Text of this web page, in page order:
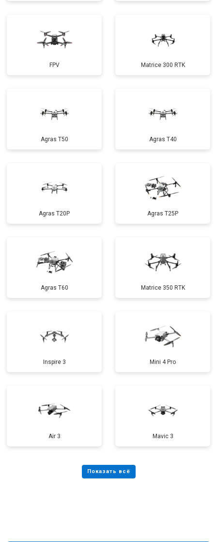
FPV Matrice 300 RTK
Agras T50 Agras T40
Agras T20P Agras T25P
Agras T60 Matrice 350 RTK
Inspire 3 Mini 4 Pro
Air 3 Mavic 3